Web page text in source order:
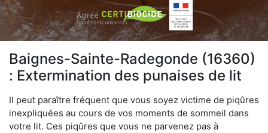
Baignes-Sainte-Radegonde (16360)
: Extermination des punaises de lit
Il peut paraître fréquent que vous soyez victime de piqûres
inexpliquées au cours de vos moments de sommeil dans
votre lit. Ces piqûres que vous ne parvenez pas à